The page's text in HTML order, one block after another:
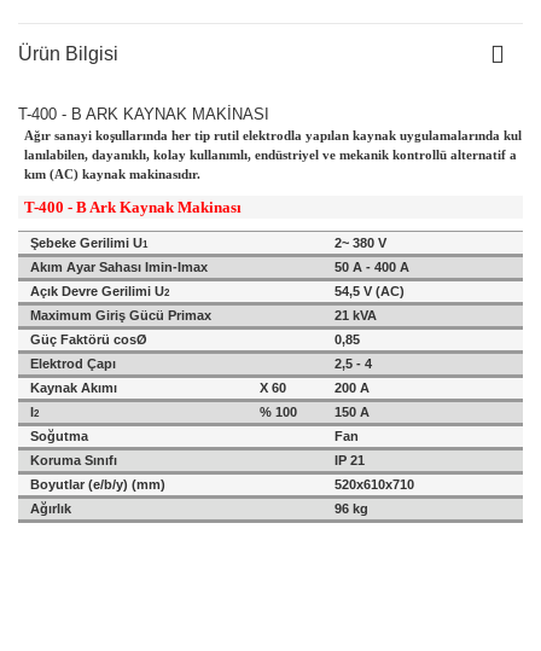
Ürün Bilgisi
T-400 - B ARK KAYNAK MAKİNASI
Ağır sanayi koşullarında her tip rutil elektrodla yapılan kaynak uygulamalarında kul
lanılabilen, dayanıklı, kolay kullanımlı, endüstriyel ve mekanik kontrollü alternatif a
kım (AC) kaynak makinasıdır.
T-400 - B Ark Kaynak Makinası
Şebeke Gerilimi U1
2~ 380 V
Akım Ayar Sahası Imin-Imax
50 A - 400 A
Açık Devre Gerilimi U2
54,5 V (AC)
Maximum Giriş Gücü Primax
21 kVA
Güç Faktörü cosØ
0,85
Elektrod Çapı
2,5 - 4
Kaynak Akımı
X 60
200 A
I2 % 100
150 A
Soğutma
Fan
Koruma Sınıfı
IP 21
Boyutlar (e/b/y) (mm)
520x610x710
Ağırlık
96 kg